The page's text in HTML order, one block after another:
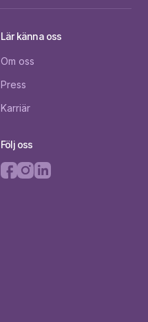
Lär känna oss
Om oss
Press
Karriär
Följ oss